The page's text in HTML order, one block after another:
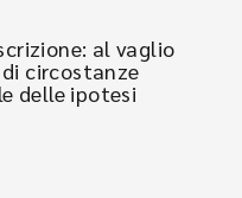
al vaglio
circostanze
delle ipotesi